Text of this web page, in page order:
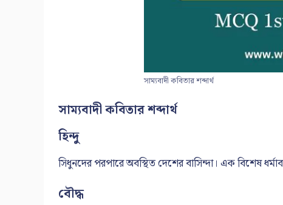
সাম্যবাদী কবিতার শব্দার্থ
সাম্যবাদী কবিতার শব্দার্থ
হিন্দু
সিধুনদের পরপারে অবস্থিত দেশের বাসিন্দা। এক বিশেষ
বৌদ্ধ